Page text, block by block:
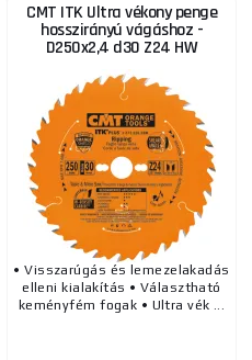
CMT ITK Ultra vékony penge
hosszirányú vágáshoz -
D250x2,4 d30 Z24 HW
• Visszarúgás és lemezelakadás
elleni kialakítás • Választható
keményfém fogak • Ultra vék ...